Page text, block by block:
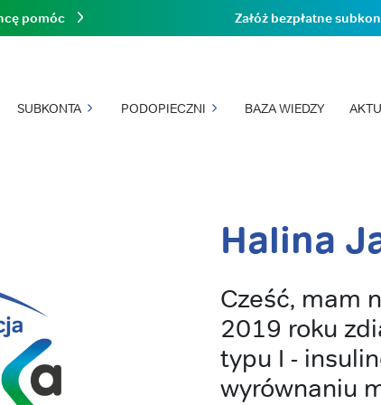
SUBKONTA PODOPIECZNI BAZA WIEDZY
pomóc Załóż bezpłatne
Halina
Cześć, mam
2019 roku
typu I -
wyrównaniu